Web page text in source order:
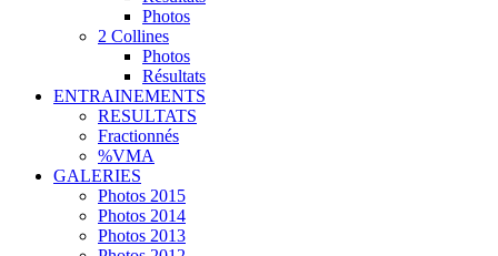
Photos
2 Collines
Photos
Résultats
ENTRAINEMENTS
RESULTATS
Fractionnés
%VMA
GALERIES
Photos 2015
Photos 2014
Photos 2013